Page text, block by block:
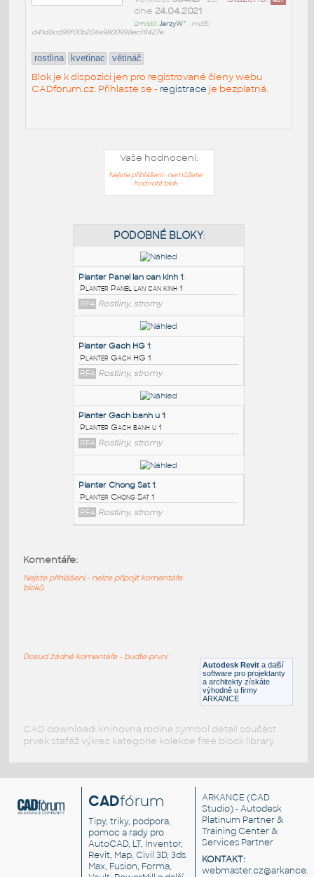
dne 24.04.2021
Umístil:JerzyW^ • md5:
d41d8cd98f00b204e9800998ecf8427e
rostlina kvetinac větináč
Blok je k dispozici jen pro registrované členy webu
CADforum.cz. Přihlaste se - registrace je bezplatná.
Vaše hodnocení:
Nejste přihlášeni - nemůžete
hodnotit blok
PODOBNÉ BLOKY
Planter Panel lan can kinh 1
Planter Panel lan can kinh 1
RFA Rostliny, stromy
Planter Gach HG 1:
Planter Gach HG 1
RFA Rostliny, stromy
Planter Chong Sat 1
Autodesk Revit a další
software pro projektanty
a architekty získáte
výhodně u firmy
ARKANCE
Komentáře:
Nejste přihlášeni - nelze připojit komentáře
bloků
Dosud žádné komentáře - buďte první
CAD download: knihovna rodina symbol detail součást
prvek stafáž výkres kategorie kolekce free block library
CADfórum
Tipy, triky, podpora,
pomoc a rady pro
AutoCAD, LT, Inventor,
Revit, Map, Civil 3D, 3ds
Max, Fusion, Forma,
ARKANCE (CAD
Studio) - Autodesk
Platinum Partner &
Training Center &
Services Partner
KONTAKT: